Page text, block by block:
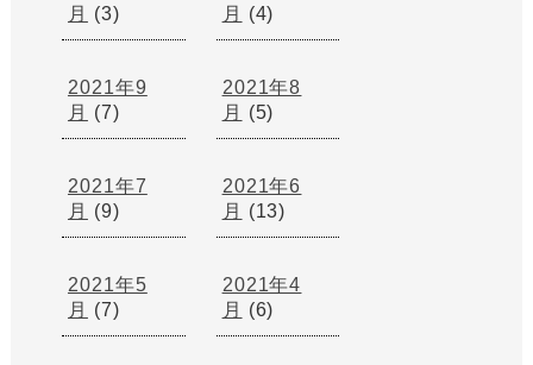
月
(3)
月
(4)
2021年9
月
(7)
2021年8
月
(5)
2021年7
月
(9)
2021年6
月
(13)
2021年5
月
(7)
2021年4
月
(6)